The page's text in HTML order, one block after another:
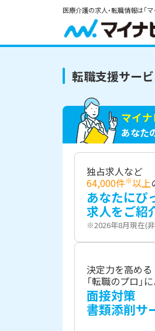
医療介護の求人・転職情報は「
転職支援サー
マイ
あなた
独占求人など
64,000件※以上
あなたにぴ
求人をご紹
※2026年8月現在(
決定力を高める
「転職のプロ」
面接対策
書類添削サ